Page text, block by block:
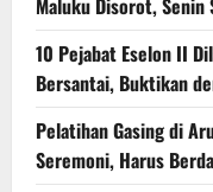
Maluku Disorot, Senin
10 Pejabat Eselon II
Bersantai, Buktikan
Pelatihan Gasing di
Seremoni, Harus